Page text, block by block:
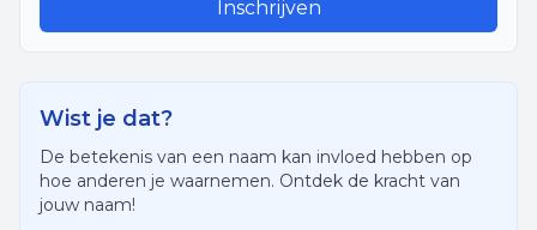
Inschrijven
Wist je dat?
De betekenis van een naam kan invloed hebben op
hoe anderen je waarnemen. Ontdek de kracht van
jouw naam!